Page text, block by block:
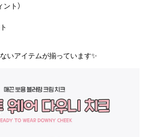
ト）
いアイテムが揃っています✨